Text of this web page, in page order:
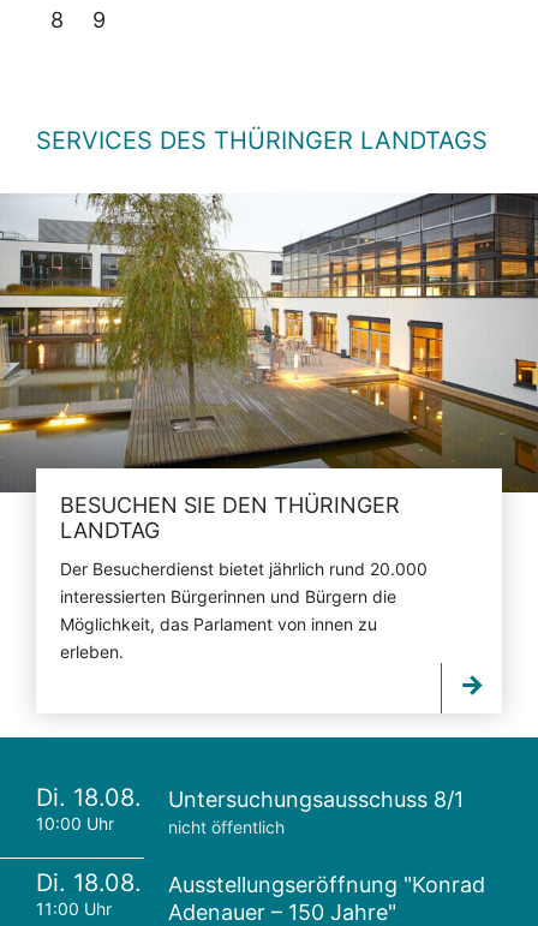
8 9
SERVICES DES THÜRINGER LANDTAGS
BESUCHEN SIE DEN THÜRINGER
LANDTAG
Der Besucherdienst bietet jährlich rund 20.000
interessierten Bürgerinnen und Bürgern die
Möglichkeit, das Parlament von innen zu
erleben.
Di. 18.08.
10:00 Uhr
Untersuchungsausschuss 8/1
nicht öffentlich
Di. 18.08.
11:00 Uhr
Ausstellungseröffnung "Konrad
Adenauer – 150 Jahre"